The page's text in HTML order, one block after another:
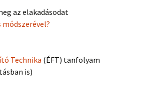
az elakadásodat
módszerével?
Technika (ÉFT) tanfolyam
is)